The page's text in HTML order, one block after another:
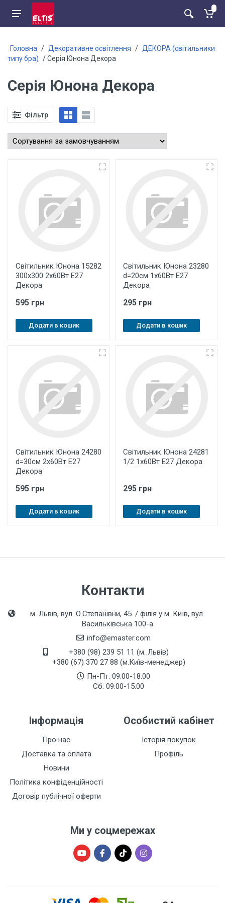
Головна / Декоративне освітлення / ДЕКОРА (світильники
типу бра) / Серія Юнона Декора
Серія Юнона Декора
Фільтр
Світильник Юнона 15282
300х300 2х60Вт Е27
Декора
595 грн
Додати в кошик
Світильник Юнона 23280
d=20см 1х60Вт Е27
Декора
295 грн
Додати в кошик
Світильник Юнона 24280
d=30см 2х60Вт Е27
Декора
595 грн
Додати в кошик
Світильник Юнона 24281
1/2 1х60Вт Е27 Декора
295 грн
Додати в кошик
Контакти
м. Львів, вул. О.Степанівни, 45. / філія у м. Київ, вул.
Васильківська 100-а
info@emaster.com
+380 (98) 239 51 11 (м. Львів)
+380 (67) 370 27 88 (м.Київ-менеджер)
Пн-Пт: 09:00-18:00
Сб: 09:00-15:00
Інформація
Про нас
Доставка та оплата
Новини
Політика конфіденційності
Договір публічної оферти
Особистий кабінет
Історія покупок
Профіль
Ми у соцмережах